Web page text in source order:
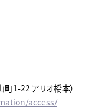
1-22 アリオ橋本）
access/